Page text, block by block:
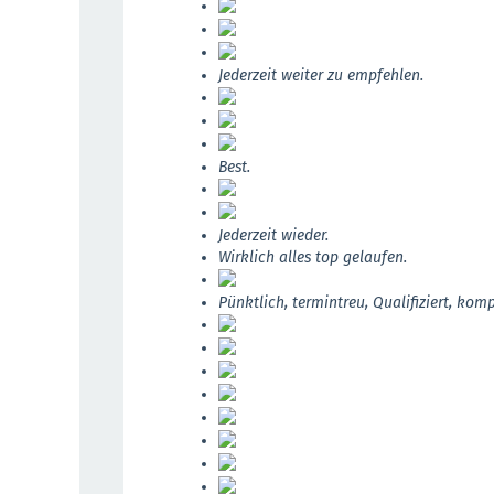
Jederzeit weiter zu empfehlen.
Best.
Jederzeit wieder.
Wirklich alles top gelaufen.
Pünktlich, termintreu, Qualifiziert,